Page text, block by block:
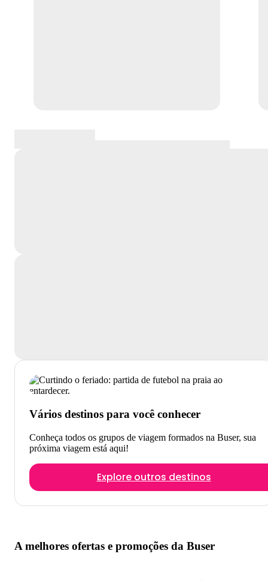
Vários destinos para você conhecer
Conheça todos os grupos de viagem formados na Buser, sua
próxima viagem está aqui!
Explore outros destinos
A melhores ofertas e promoções da Buser